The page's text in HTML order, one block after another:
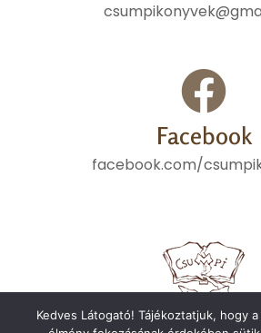
Facebook
facebook.com/
Kedves Látogató! Tájékoztatjuk, hogy